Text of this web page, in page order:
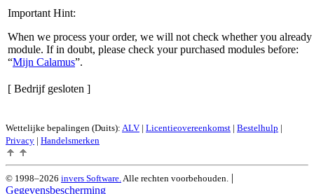
Important Hint:
When we process your order, we will not check whether you already
module. If in doubt, please check your purchased modules before:
Mijn Calamus .
[ Bedrijf gesloten ]
Wettelijke bepalingen (Duits): ALV | Licentieovereenkomst | Bestelhulp |
Privacy | Handelsmerken
© 1998–2026 invers Software. Alle rechten voorbehouden. |
Gegevensbescherming